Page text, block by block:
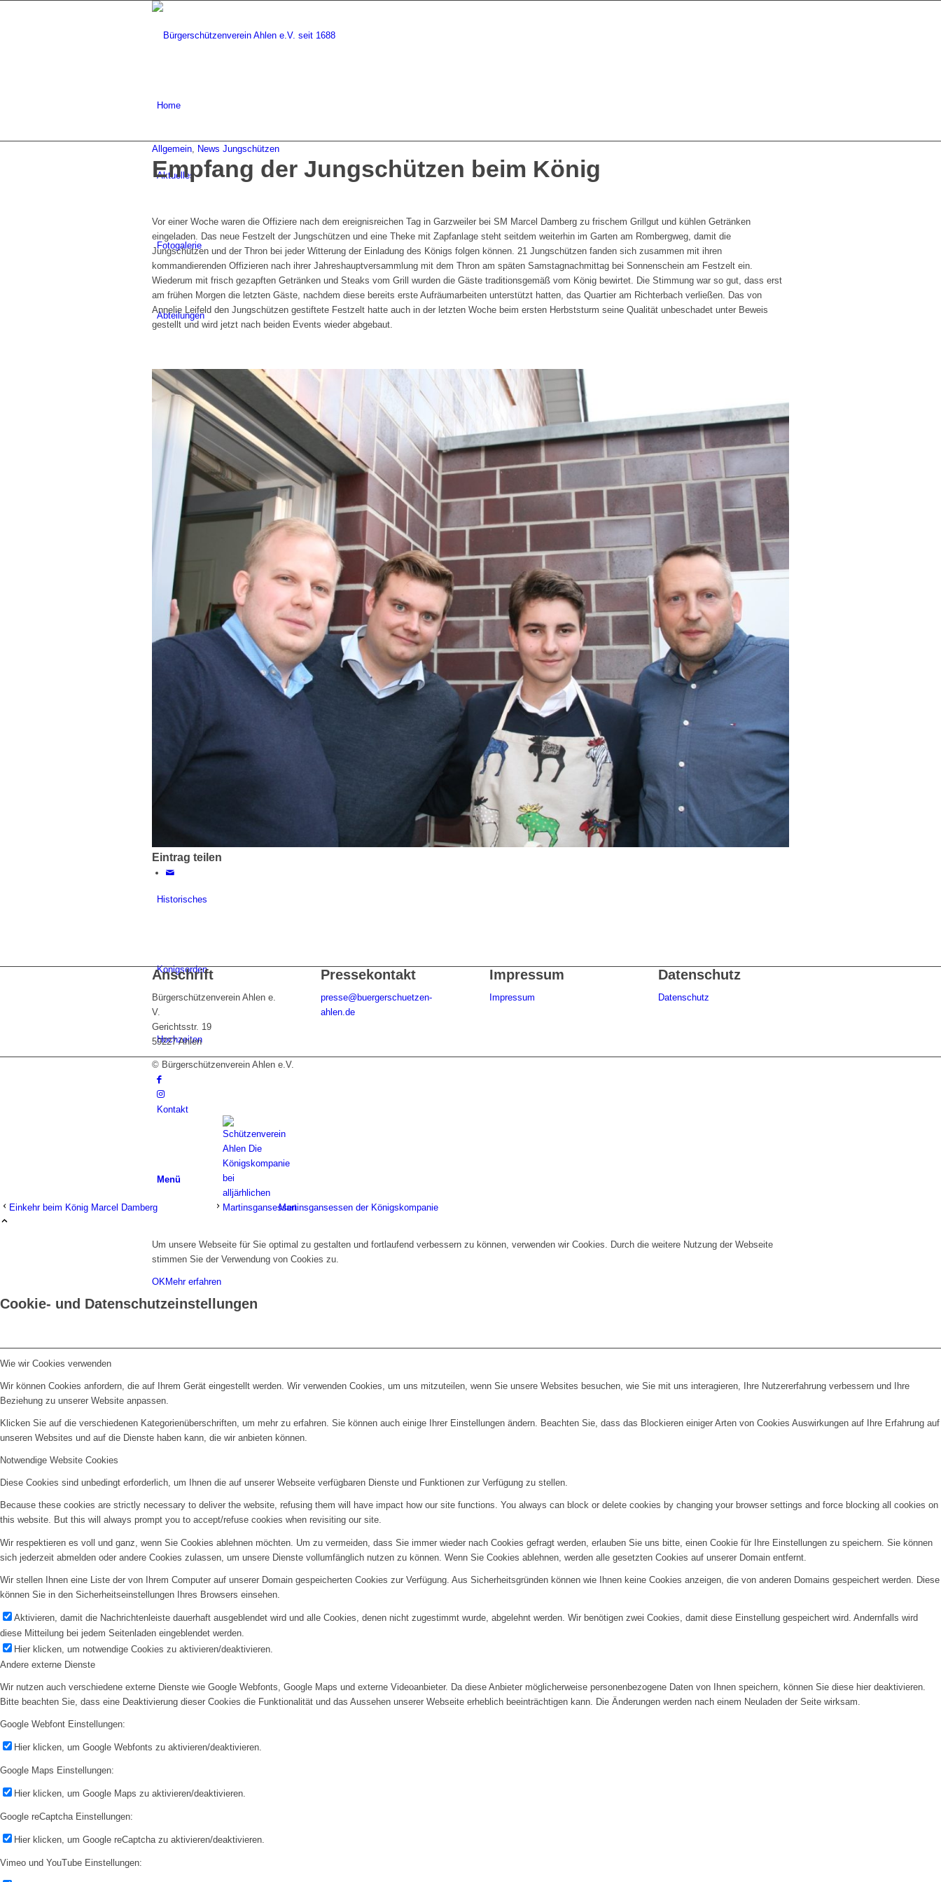
Home
Aktuelles
Fotogalerie
Abteilungen
Vorstand
Jungschützen
Offiziere
Königinnen
Historisches
Königsorden
Hochzeiten
Kontakt
Menü
Allgemein, News Jungschützen
Empfang der Jungschützen beim König
Vor einer Woche waren die Offiziere nach dem ereignisreichen Tag in Garzweiler bei SM Marcel Damberg zu frischem Grillgut und kühlen Getränken
eingeladen. Das neue Festzelt der Jungschützen und eine Theke mit Zapfanlage steht seitdem weiterhin im Garten am Rombergweg, damit die
Jungschützen und der Thron bei jeder Witterung der Einladung des Königs folgen können. 21 Jungschützen fanden sich zusammen mit ihren
kommandierenden Offizieren nach ihrer Jahreshauptversammlung mit dem Thron am späten Samstagnachmittag bei Sonnenschein am Festzelt ein.
Wiederum mit frisch gezapften Getränken und Steaks vom Grill wurden die Gäste traditionsgemäß vom König bewirtet. Die Stimmung war so gut, dass erst
am frühen Morgen die letzten Gäste, nachdem diese bereits erste Aufräumarbeiten unterstützt hatten, das Quartier am Richterbach verließen. Das von
Annelie Leifeld den Jungschützen gestiftete Festzelt hatte auch in der letzten Woche beim ersten Herbststurm seine Qualität unbeschadet unter Beweis
gestellt und wird jetzt nach beiden Events wieder abgebaut.
Eintrag teilen
Anschrift
Bürgerschützenverein Ahlen e.
V.
Gerichtsstr. 19
59227 Ahlen
Pressekontakt
presse@buergerschuetzen-
ahlen.de
Impressum
Impressum
Datenschutz
Datenschutz
© Bürgerschützenverein Ahlen e.V.
Einkehr beim König Marcel Damberg Martinsgansessen der Königskompanie
Um unsere Webseite für Sie optimal zu gestalten und fortlaufend verbessern zu können, verwenden wir Cookies. Durch die weitere Nutzung der Webseite
stimmen Sie der Verwendung von Cookies zu.
OKMehr erfahren
Cookie- und Datenschutzeinstellungen
Wie wir Cookies verwenden
Wir können Cookies anfordern, die auf Ihrem Gerät eingestellt werden. Wir verwenden Cookies, um uns mitzuteilen, wenn Sie unsere Websites besuchen, wie Sie mit uns interagieren, Ihre Nutzererfahrung verbessern und Ihre
Beziehung zu unserer Website anpassen.
Klicken Sie auf die verschiedenen Kategorienüberschriften, um mehr zu erfahren. Sie können auch einige Ihrer Einstellungen ändern. Beachten Sie, dass das Blockieren einiger Arten von Cookies Auswirkungen auf Ihre Erfahrung auf
unseren Websites und auf die Dienste haben kann, die wir anbieten können.
Notwendige Website Cookies
Diese Cookies sind unbedingt erforderlich, um Ihnen die auf unserer Webseite verfügbaren Dienste und Funktionen zur Verfügung zu stellen.
Because these cookies are strictly necessary to deliver the website, refusing them will have impact how our site functions. You always can block or delete cookies by changing your browser settings and force blocking all cookies on
this website. But this will always prompt you to accept/refuse cookies when revisiting our site.
Wir respektieren es voll und ganz, wenn Sie Cookies ablehnen möchten. Um zu vermeiden, dass Sie immer wieder nach Cookies gefragt werden, erlauben Sie uns bitte, einen Cookie für Ihre Einstellungen zu speichern. Sie können
sich jederzeit abmelden oder andere Cookies zulassen, um unsere Dienste vollumfänglich nutzen zu können. Wenn Sie Cookies ablehnen, werden alle gesetzten Cookies auf unserer Domain entfernt.
Wir stellen Ihnen eine Liste der von Ihrem Computer auf unserer Domain gespeicherten Cookies zur Verfügung. Aus Sicherheitsgründen können wie Ihnen keine Cookies anzeigen, die von anderen Domains gespeichert werden. Diese
können Sie in den Sicherheitseinstellungen Ihres Browsers einsehen.
Aktivieren, damit die Nachrichtenleiste dauerhaft ausgeblendet wird und alle Cookies, denen nicht zugestimmt wurde, abgelehnt werden. Wir benötigen zwei Cookies, damit diese Einstellung gespeichert wird. Andernfalls wird
diese Mitteilung bei jedem Seitenladen eingeblendet werden.
Hier klicken, um notwendige Cookies zu aktivieren/deaktivieren.
Andere externe Dienste
Wir nutzen auch verschiedene externe Dienste wie Google Webfonts, Google Maps und externe Videoanbieter. Da diese Anbieter möglicherweise personenbezogene Daten von Ihnen speichern, können Sie diese hier deaktivieren.
Bitte beachten Sie, dass eine Deaktivierung dieser Cookies die Funktionalität und das Aussehen unserer Webseite erheblich beeinträchtigen kann. Die Änderungen werden nach einem Neuladen der Seite wirksam.
Google Webfont Einstellungen:
Hier klicken, um Google Webfonts zu aktivieren/deaktivieren.
Google Maps Einstellungen:
Hier klicken, um Google Maps zu aktivieren/deaktivieren.
Google reCaptcha Einstellungen:
Hier klicken, um Google reCaptcha zu aktivieren/deaktivieren.
Vimeo und YouTube Einstellungen: